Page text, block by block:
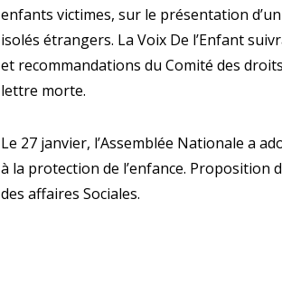
enfants victimes, sur le présentation
isolés étrangers. La Voix De l’Enfant
et recommandations du Comité des
lettre morte.
Le 27 janvier, l’Assemblée Nationale a
à la protection de l’enfance. Proposition
des affaires Sociales.